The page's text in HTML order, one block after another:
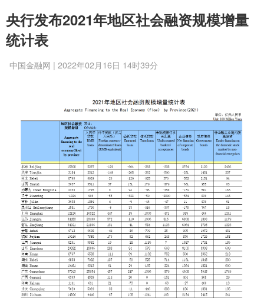
央行发布2021年地区社会融资规模增量
统计表
中国金融网 | 2022年02月16日 14时39分